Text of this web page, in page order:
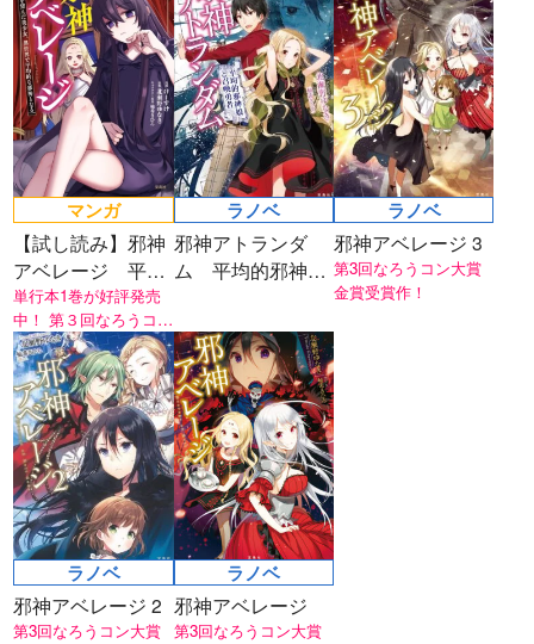
マンガ
【試し読み】邪神
アベレージ 平均
を望んだ美少女、
異世界で平均的な
邪神となる
単行本1巻が好評発売
中！ 第３回なろうコン
大賞 金賞受賞作、待望
のコミカライズスター
ト！
ラノベ
邪神アトランダ
ム 平均的邪神娘
ラノベ
邪神アベレージ 3
第3回なろうコン大賞
金賞受賞作！
ラノベ
邪神アベレージ 2
第3回なろうコン大賞
ラノベ
邪神アベレージ
第3回なろうコン大賞